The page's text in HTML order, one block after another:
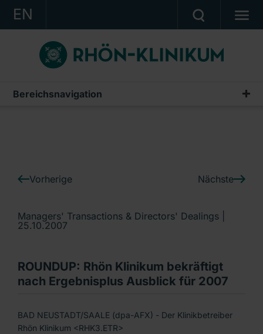
EN
KONZERN
KLINIKEN
KARRIERE
Ein Unternehmen der RHÖN-KLINIKUM AG
Bereichsnavigation
IR-News
Vorherige Nächste
Managers' Transactions & Directors' Dealings |
25.10.2007
ROUNDUP: Rhön Klinikum bekräftigt
nach Ergebnisplus Ausblick für 2007
BAD NEUSTADT/SAALE (dpa-AFX) - Der Klinikbetreiber
Rhön Klinikum <RHK3.ETR>